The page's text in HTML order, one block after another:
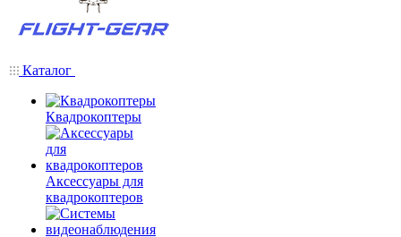
Каталог
Квадрокоптеры
Аксессуары для
квадрокоптеров